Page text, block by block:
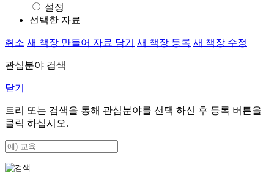
설정
선택한 자료
취소 새 책장 만들어 자료 담기 새 책장 등록 새 책장 수정
관심분야 검색
닫기
트리 또는 검색을 통해 관심분야를 선택 하신 후 등록 버튼을
클릭 하십시오.